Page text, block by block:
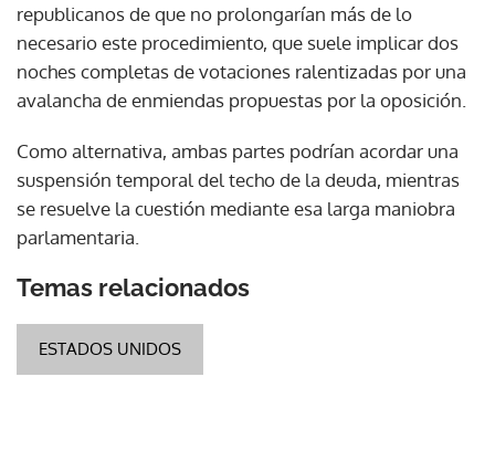
republicanos de que no prolongarían más de lo
necesario este procedimiento, que suele implicar dos
noches completas de votaciones ralentizadas por una
avalancha de enmiendas propuestas por la oposición.
Como alternativa, ambas partes podrían acordar una
suspensión temporal del techo de la deuda, mientras
se resuelve la cuestión mediante esa larga maniobra
parlamentaria.
Temas relacionados
ESTADOS UNIDOS